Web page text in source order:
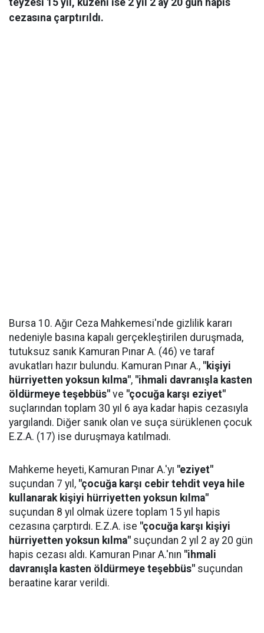
cezasına çarptırıldı.
Bursa 10. Ağır Ceza Mahkemesi'nde gizlilik kararı
nedeniyle basına kapalı gerçekleştirilen duruşmada,
tutuksuz sanık Kamuran Pınar A. (46) ve taraf
avukatları hazır bulundu. Kamuran Pınar A., "kişiyi
hürriyetten yoksun kılma", "ihmali davranışla kasten
öldürmeye teşebbüs" ve "çocuğa karşı eziyet"
suçlarından toplam 30 yıl 6 aya kadar hapis cezasıyla
yargılandı. Diğer sanık olan ve suça sürüklenen çocuk
E.Z.A. (17) ise duruşmaya katılmadı.
Mahkeme heyeti, Kamuran Pınar A.'yı "eziyet"
suçundan 7 yıl, "çocuğa karşı cebir tehdit veya hile
kullanarak kişiyi hürriyetten yoksun kılma"
suçundan 8 yıl olmak üzere toplam 15 yıl hapis
cezasına çarptırdı. E.Z.A. ise "çocuğa karşı kişiyi
hürriyetten yoksun kılma" suçundan 2 yıl 2 ay 20 gün
hapis cezası aldı. Kamuran Pınar A.'nın "ihmali
davranışla kasten öldürmeye teşebbüs" suçundan
beraatine karar verildi.